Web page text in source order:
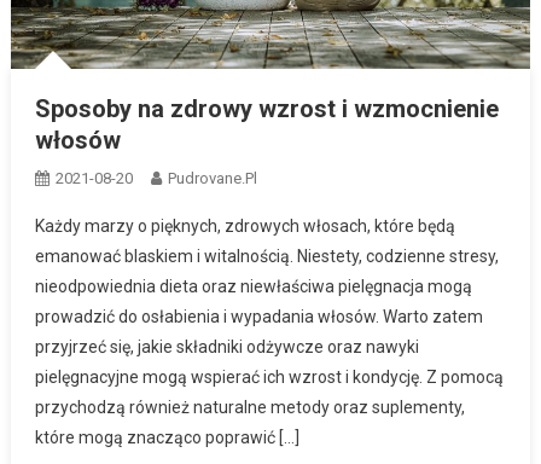
Sposoby na zdrowy wzrost i wzmocnienie
włosów
2021-08-20 Pudrovane.pl
Każdy marzy o pięknych, zdrowych włosach, które będą
emanować blaskiem i witalnością. Niestety, codzienne stresy,
nieodpowiednia dieta oraz niewłaściwa pielęgnacja mogą
prowadzić do osłabienia i wypadania włosów. Warto zatem
przyjrzeć się, jakie składniki odżywcze oraz nawyki
pielęgnacyjne mogą wspierać ich wzrost i kondycję. Z pomocą
przychodzą również naturalne metody oraz suplementy,
które mogą znacząco poprawić […]